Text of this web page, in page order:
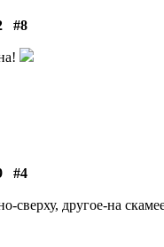
#8
#4
сверху, другое-на